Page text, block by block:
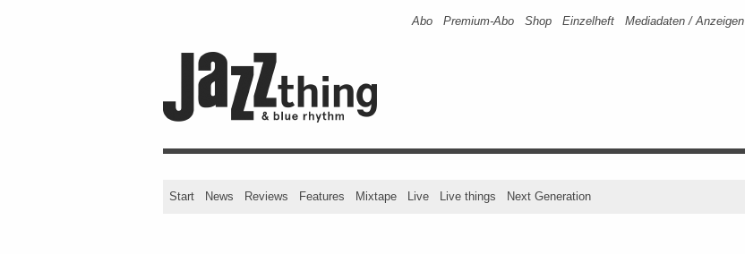
Abo Premium-Abo Shop Einzelheft Mediadaten / Anzeigen
Start News Reviews Features Mixtape Live Live things Next Generation